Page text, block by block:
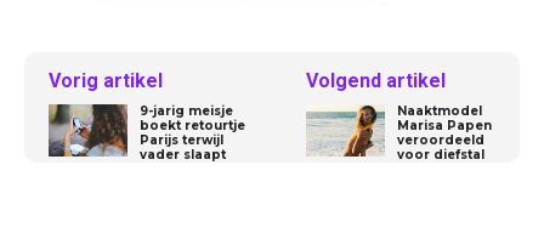
Vorig artikel
9-jarig meisje
boekt retourtje
Parijs terwijl
vader slaapt
Volgend artikel
Naaktmodel
Marisa Papen
veroordeeld
voor diefstal